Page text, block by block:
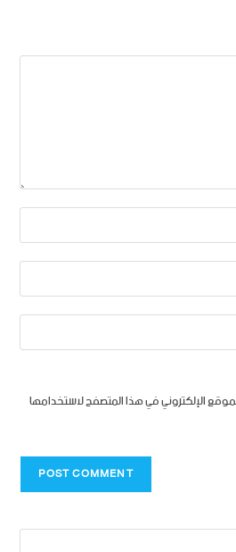
الإلكتروني في هذا المتصفح لاستخدامها